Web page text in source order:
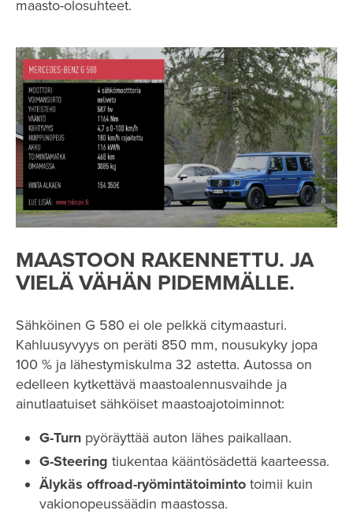
maasto-olosuhteet.
MAASTOON RAKENNETTU. JA
VIELÄ VÄHÄN PIDEMMÄLLE.
Sähköinen G 580 ei ole pelkkä citymaasturi.
Kahluusyvyys on peräti 850 mm, nousukyky jopa
100 % ja lähestymiskulma 32 astetta. Autossa on
edelleen kytkettävä maastoalennusvaihde ja
ainutlaatuiset sähköiset maastoajotoiminnot:
G-Turn pyöräyttää auton lähes paikallaan.
G-Steering tiukentaa kääntösädettä kaarteessa.
Älykäs offroad-ryömintätoiminto toimii kuin
vakionopeussäädin maastossa.